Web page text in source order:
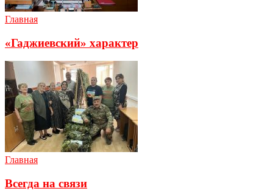
Главная
«Гаджиевский» характер
Главная
Всегда на связи